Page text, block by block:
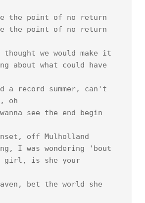
the point of no return
the point of no return
we would make it
about what could have
a record summer, can't
oh
see the end begin
off Mulholland
I was wondering 'bout
girl, is she your
bet the world she